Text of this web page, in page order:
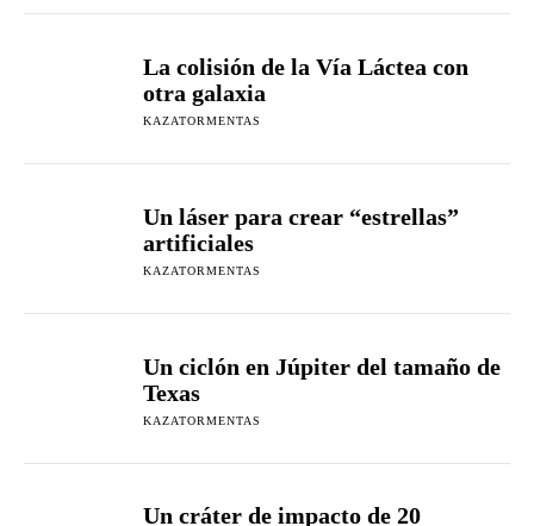
La colisión de la Vía Láctea con
otra galaxia
KAZATORMENTAS
Un láser para crear “estrellas”
artificiales
KAZATORMENTAS
Un ciclón en Júpiter del tamaño de
Texas
KAZATORMENTAS
Un cráter de impacto de 20